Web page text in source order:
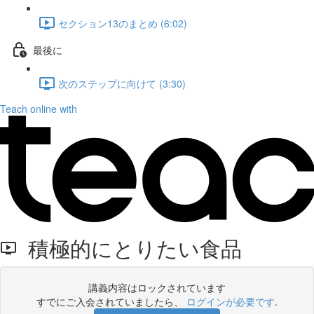
セクション13のまとめ (6:02)
最後に
次のステップに向けて (3:30)
Teach online with
積極的にとりたい食品
講義内容はロックされています
すでにご入会されていましたら、 ログインが必要です.